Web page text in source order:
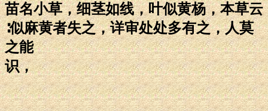
苗名小草，细茎如线，叶似黄杨，本草云
∶似麻黄者失之，详审处处多有之，人莫
之能
识，